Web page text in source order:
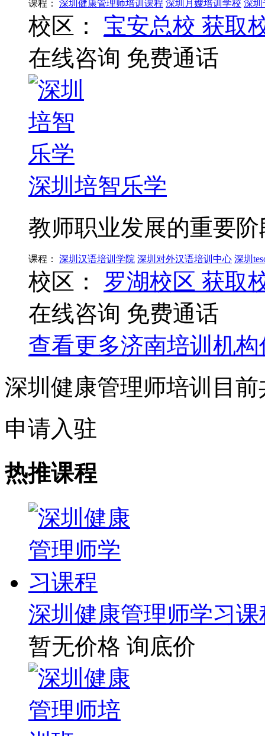
课程： 深圳健康管理师培训课程 深圳月嫂培训学校 深圳
校区： 宝安总校 获取
在线咨询 免费通话
深圳培智乐学
教师职业发展的重要
课程： 深圳汉语培训学院 深圳对外汉语培训中心 深圳
校区： 罗湖校区 获取
在线咨询 免费通话
查看更多济南培训机构
深圳健康管理师培训目
申请入驻
热推课程
深圳健康管理师学习课
暂无价格 询底价